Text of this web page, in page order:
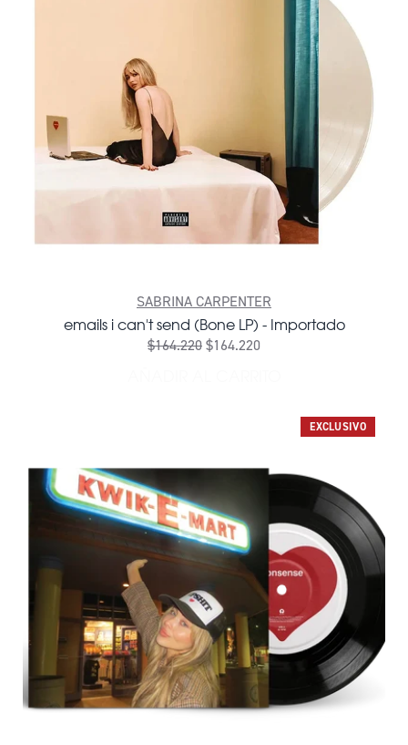
SABRINA CARPENTER
emails i can't send (Bone LP) - Importado
$164.220$164.220
EXCLUSIVO